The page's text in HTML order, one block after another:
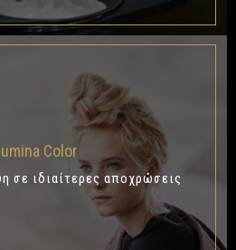
Color
σε ιδιαίτερες αποχρώσεις